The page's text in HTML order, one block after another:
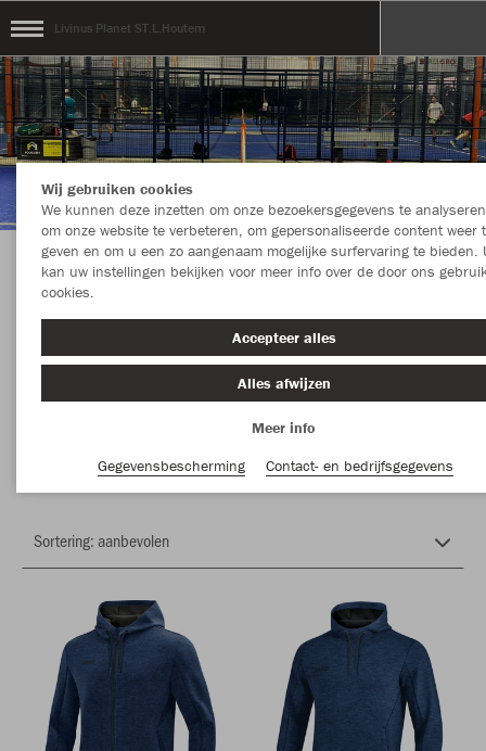
Livinus Planet ST.L.Houtem
Welkom in de Teamshop van Livinus Planet
Kledingstuk MEER FILTERS
Wij gebruiken cookies
We kunnen deze inzetten om onze bezoekersgegevens te
om onze website te verbeteren, om gepersonaliseerde content weer
geven en om u een zo aangenaam mogelijke surfervaring te bieden.
kan uw instellingen bekijken voor meer info over de door ons
cookies.
Accepteer alles
Alles afwijzen
Meer info
Gegevensbescherming
Contact- en bedrijfsgegevens